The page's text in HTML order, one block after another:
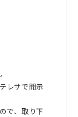
レサで開示
で、取り下